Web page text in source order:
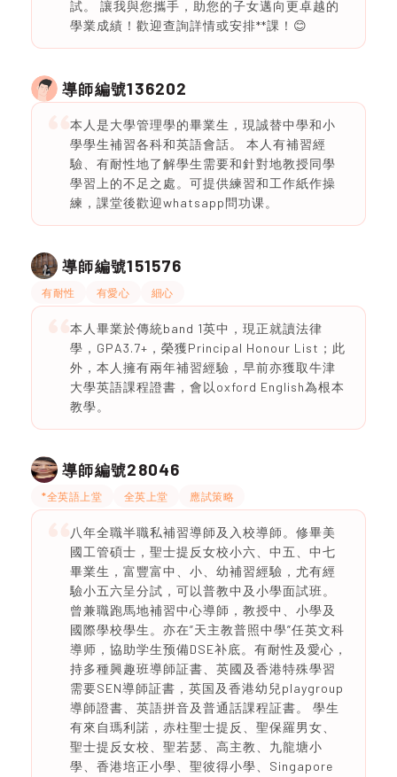
試。 讓我與您攜手，助您的子女邁向更卓越的
學業成績！歡迎查詢詳情或安排**課！😊
導師編號136202
本人是大學管理學的畢業生，現誠替中學和小
學學生補習各科和英語會話。 本人有補習經
驗、有耐性地了解學生需要和針對地教授同學
學習上的不足之處。可提供練習和工作紙作操
練，課堂後歡迎whatsapp問功课。
導師編號151576
有耐性 有愛心 細心
本人畢業於傳統band 1英中，現正就讀法律
學，GPA3.7+，榮獲Principal Honour List；此
外，本人擁有兩年補習經驗，早前亦獲取牛津
大學英語課程證書，會以oxford English為根本
教學。
導師編號28046
*全英語上堂 全英上堂 應試策略
八年全職半職私補習導師及入校導師。修畢美
國工管碩士，聖士提反女校小六、中五、中七
畢業生，富豐富中、小、幼補習經驗，尤有經
驗小五六呈分試，可以普教中及小學面試班。
曾兼職跑馬地補習中心導師，教授中、小學及
國際學校學生。亦在”天主教普照中學”任英文科
導师，協助学生预備DSE补底。有耐性及愛心，
持多種興趣班導師証書、英國及香港特殊學習
需要SEN導師証書，英国及香港幼兒playgroup
導師證書、英語拼音及普通話課程証書。 學生
有來自瑪利諾，赤柱聖士提反、聖保羅男女、
聖士提反女校、聖若瑟、高主教、九龍塘小
學、香港培正小學、聖彼得小學、Singapore